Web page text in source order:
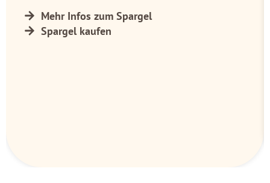
Mehr Infos zum Spargel
Spargel kaufen